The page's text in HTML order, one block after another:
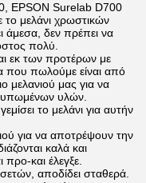
EPSON Surelab D700
μελάνι χρωστικών
άμεσα, δεν πρέπει να
πολύ.
εκ των προτέρων με
που πωλούμε είναι από
μελανιού μας για να
υλών.
το μελάνι για αυτήν
για να αποτρέψουν την
καλά και
προ-και έλεγξε.
αποδίδει σταθερά.